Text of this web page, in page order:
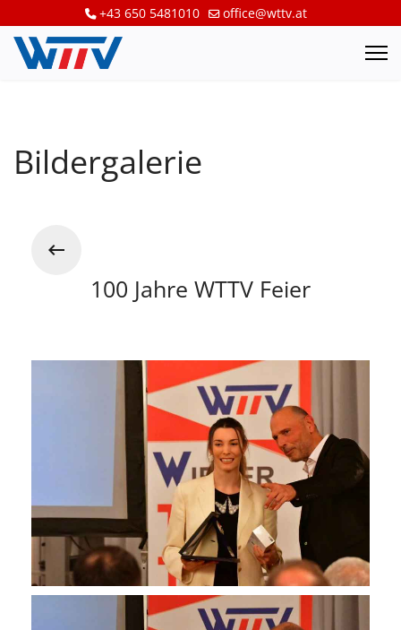
+43 650 5481010 office@wttv.at
Bildergalerie
100 Jahre WTTV Feier